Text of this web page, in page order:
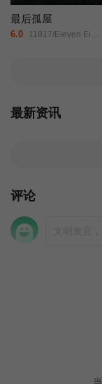
最后孤屋
6.0 11817/Eleven Eight One Seven/
最新资讯
评论